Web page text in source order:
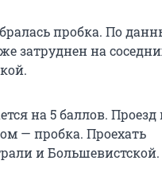
пробка. По
затруднен на
на 5 баллов. Проезд
— пробка. Проехать
и Большевистской.